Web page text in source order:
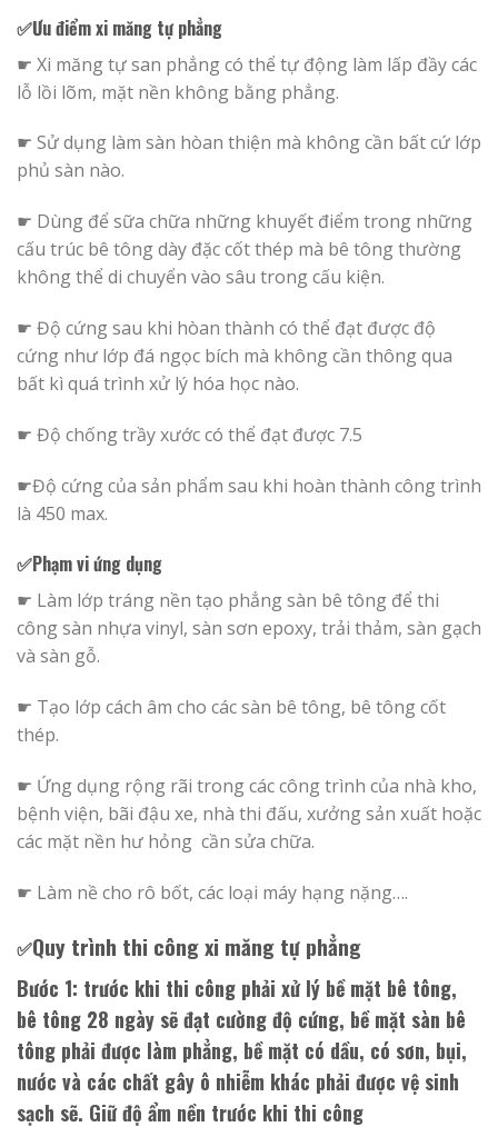
✅Ưu điểm xi măng tự phẳng
☛ Xi măng tự san phẳng có thể tự động làm lấp đầy các
lỗ lồi lõm, mặt nền không bằng phẳng.
☛ Sử dụng làm sàn hòan thiện mà không cần bất cứ lớp
phủ sàn nào.
☛ Dùng để sữa chữa những khuyết điểm trong những
cấu trúc bê tông dày đặc cốt thép mà bê tông thường
không thể di chuyển vào sâu trong cấu kiện.
☛ Độ cứng sau khi hòan thành có thể đạt được độ
cứng như lớp đá ngọc bích mà không cần thông qua
bất kì quá trình xử lý hóa học nào.
☛ Độ chống trầy xước có thể đạt được 7.5
☛Độ cứng của sản phẩm sau khi hoàn thành công trình
là 450 max.
✅Phạm vi ứng dụng
☛ Làm lớp tráng nền tạo phẳng sàn bê tông để thi
công sàn nhựa vinyl, sàn sơn epoxy, trải thảm, sàn gạch
và sàn gỗ.
☛ Tạo lớp cách âm cho các sàn bê tông, bê tông cốt
thép.
☛ Ứng dụng rộng rãi trong các công trình của nhà kho,
bệnh viện, bãi đậu xe, nhà thi đấu, xưởng sản xuất hoặc
các mặt nền hư hỏng cần sửa chữa.
☛ Làm nề cho rô bốt, các loại máy hạng nặng….
✅Quy trình thi công xi măng tự phẳng
Bước 1: trước khi thi công phải xử lý bề mặt bê tông,
bê tông 28 ngày sẽ đạt cường độ cứng, bề mặt sàn bê
tông phải được làm phẳng, bề mặt có dầu, có sơn, bụi,
nước và các chất gây ô nhiễm khác phải được vệ sinh
sạch sẽ. Giữ độ ẩm nền trước khi thi công